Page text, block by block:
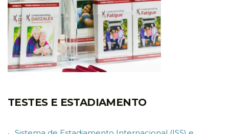
TESTES E ESTADIAMENTO